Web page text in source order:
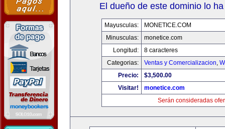
El dueño de este dominio lo
Mayusculas:
MONETICE.COM
Minusculas:
monetice.com
Longitud:
8 caracteres
Categorias:
Ventas y Comercializacion,
Precio:
$3,500.00
Visitar!
monetice.com
Serán consideradas